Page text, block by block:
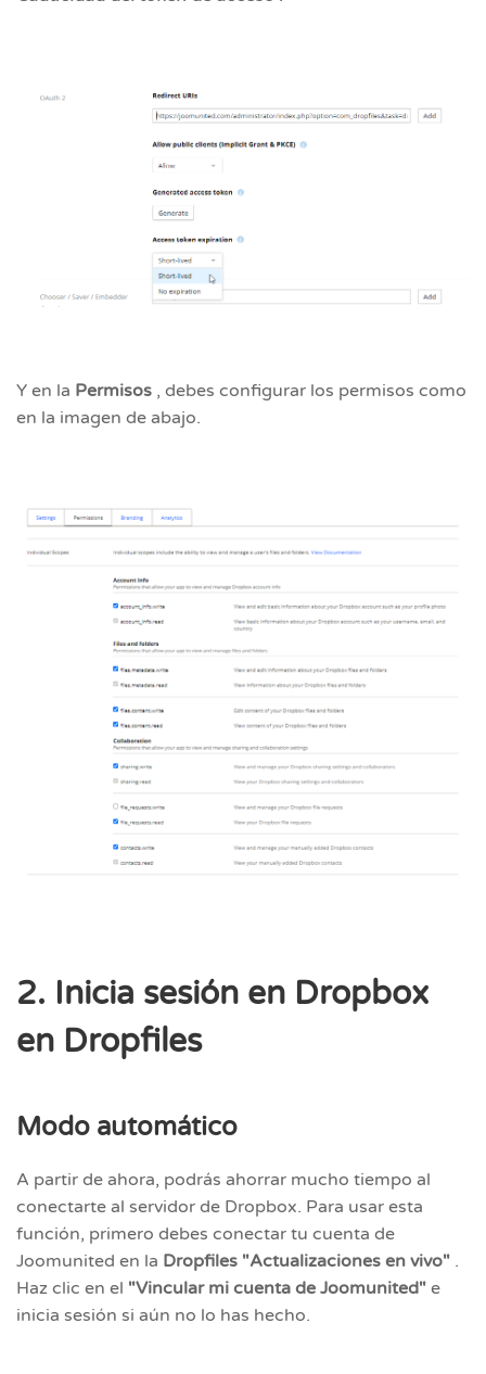
Y en la Permisos , debes configurar los permisos como
en la imagen de abajo.
2. Inicia sesión en Dropbox
en Dropfiles
Modo automático
A partir de ahora, podrás ahorrar mucho tiempo al
conectarte al servidor de Dropbox. Para usar esta
función, primero debes conectar tu cuenta de
Joomunited en la Dropfiles "Actualizaciones en vivo" .
Haz clic en el "Vincular mi cuenta de Joomunited" e
inicia sesión si aún no lo has hecho.